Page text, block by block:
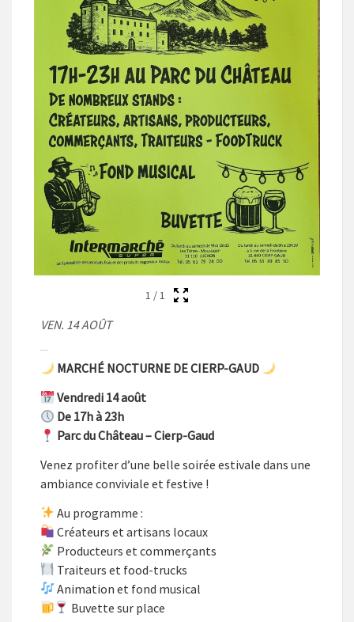
1 /1
VEN. 14 AOÛT
MARCHÉ NOCTURNE DE CIERP-GAUD
Vendredi 14 août
De 17h à 23h
Parc du Château – Cierp-Gaud
Venez profiter d’une belle soirée estivale dans une
ambiance conviviale et festive !
Au programme :
Créateurs et artisans locaux
Producteurs et commerçants
Traiteurs et food-trucks
Animation et fond musical
Buvette sur place